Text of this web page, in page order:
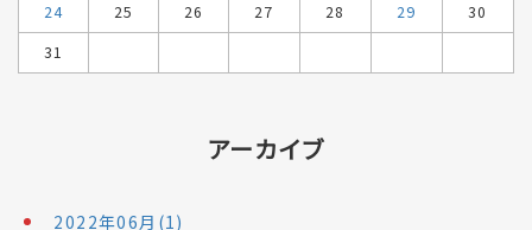
24
25 26 27 28 29
30
31
アーカイブ
2022年06月(1)